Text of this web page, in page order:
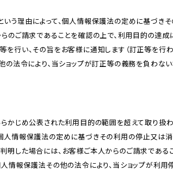
う理由によって、個人情報保護法の定めに基づき
らのご請求であることを確認の上で、利用目的の達
を行い、その旨をお客様に通知します（訂正等を行
の法令により、当ショップが訂正等の義務を負わな
らかじめ公表された利用目的の範囲を超えて取り
情報保護法の定めに基づきその利用の停止又は消
明した場合には、お客様ご本人からのご請求であ
人情報保護法その他の法令により、当ショップが利